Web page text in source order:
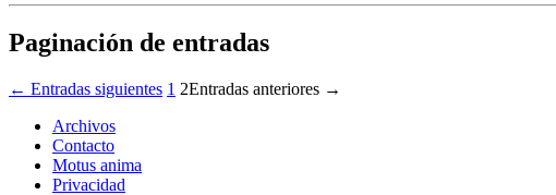
Paginación de entradas
← Entradas siguientes 1 2Entradas anteriores →
Archivos
Contacto
Motus anima
Privacidad